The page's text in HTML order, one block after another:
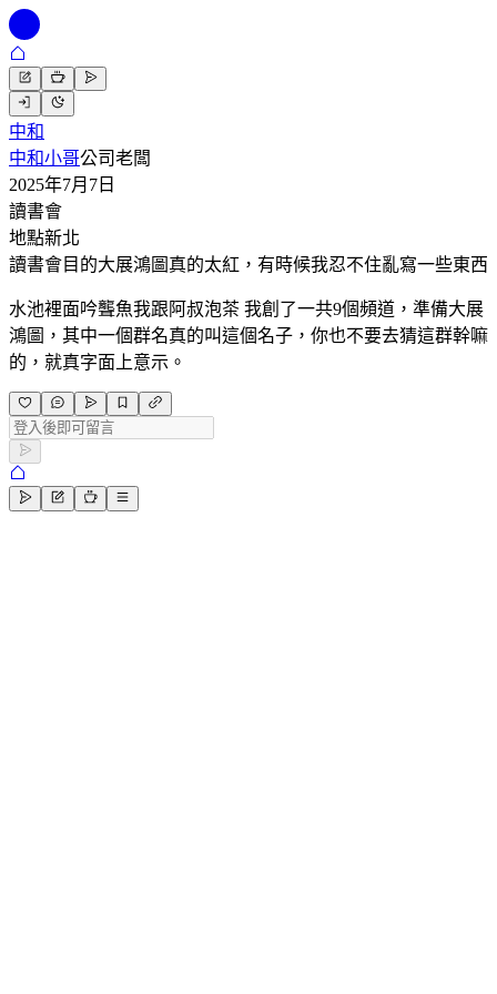
中和
中和小哥公司老闆
2025年7月7日
讀書會
地點新北
讀書會目的大展鴻圖真的太紅，有時候我忍不住亂寫一些東西
水池裡面吟聾魚我跟阿叔泡茶 我創了一共9個頻道，準備大展
鴻圖，其中一個群名真的叫這個名子，你也不要去猜這群幹嘛
的，就真字面上意示。